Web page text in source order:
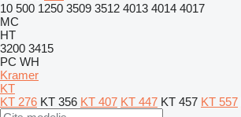
10 500 1250 3509 3512 4013 4014 4017
MC
HT
3200 3415
PC WH
Kramer
KT
KT 276 KT 356 KT 407 KT 447 KT 457 KT 557